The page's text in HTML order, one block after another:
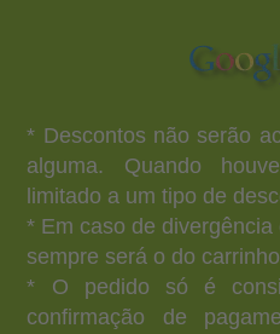
* Descontos não serão
alguma. Quando
limitado a um tipo de
* Em caso de
sempre será o do
* O pedido só é
confirmação de